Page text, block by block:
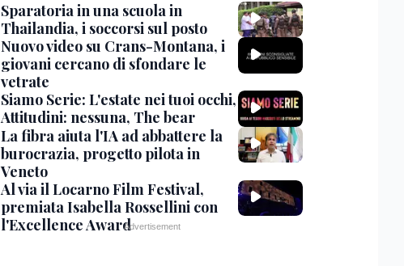
Sparatoria in una scuola in
Thailandia, i soccorsi sul posto
Nuovo video su Crans-Montana, i
giovani cercano di sfondare le
vetrate
Siamo Serie: L'estate nei tuoi occhi,
Attitudini: nessuna, The bear
La fibra aiuta l'IA ad abbattere la
burocrazia, progetto pilota in
Veneto
Al via il Locarno Film Festival,
premiata Isabella Rossellini con
l'Excellence Award